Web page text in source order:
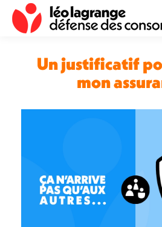
Un justificatif
mon